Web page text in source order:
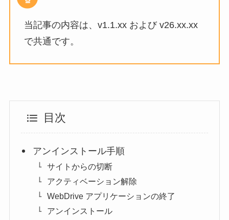
当記事の内容は、v1.1.xx および v26.xx.xx
で共通です。
目次
アンインストール手順
サイトからの切断
アクティベーション解除
WebDrive アプリケーションの終了
アンインストール